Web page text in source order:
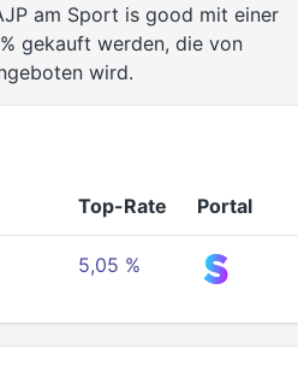
am Sport is good mit einer
gekauft werden, die von
wird.
Top-Rate Portal
5,05 %